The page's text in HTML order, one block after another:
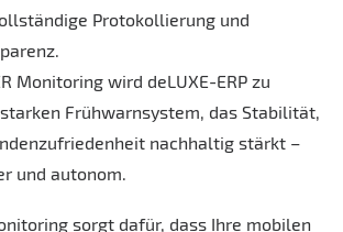
Protokollierung und
Monitoring wird deLUXE-ERP zu
Frühwarnsystem, das Stabilität,
nachhaltig stärkt –
und autonom.
sorgt dafür, dass Ihre mobilen